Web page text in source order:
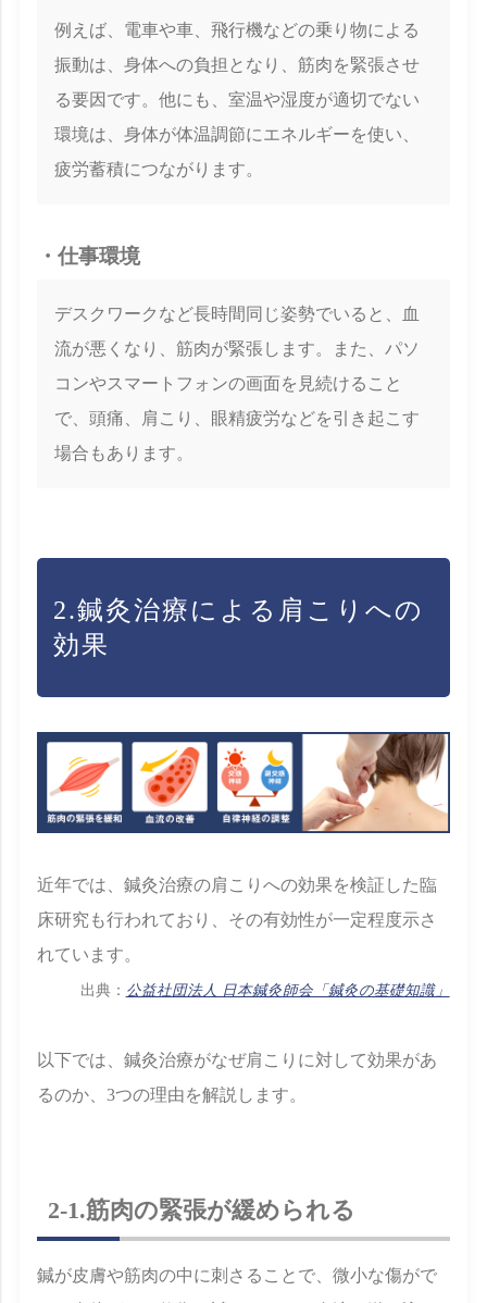
例えば、電車や車、飛行機などの乗り物による
振動は、身体への負担となり、筋肉を緊張させ
る要因です。他にも、室温や湿度が適切でない
環境は、身体が体温調節にエネルギーを使い、
疲労蓄積につながります。
・仕事環境
デスクワークなど長時間同じ姿勢でいると、血
流が悪くなり、筋肉が緊張します。また、パソ
コンやスマートフォンの画面を見続けること
で、頭痛、肩こり、眼精疲労などを引き起こす
場合もあります。
2.鍼灸治療による肩こりへの
効果
近年では、鍼灸治療の肩こりへの効果を検証した臨
床研究も行われており、その有効性が一定程度示さ
れています。
出典： 公益社団法人 日本鍼灸師会「鍼灸の基礎知識」
以下では、鍼灸治療がなぜ肩こりに対して効果があ
るのか、3つの理由を解説します。
2-1.筋肉の緊張が緩められる
鍼が皮膚や筋肉の中に刺さることで、微小な傷がで